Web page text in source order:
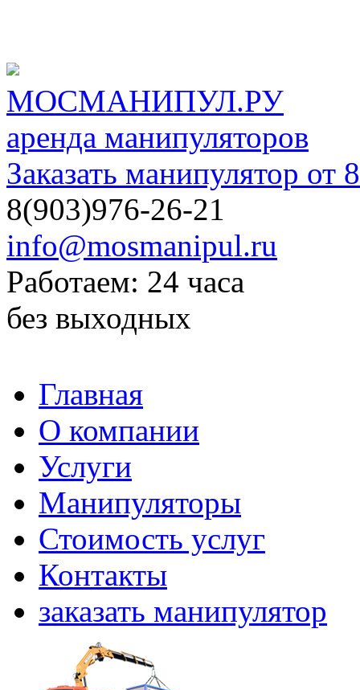
МОСМАНИПУЛ.РУ
аренда манипуляторов
Заказать манипулятор от
8(903)976-26-21
info@mosmanipul.ru
Работаем: 24 часа
без выходных
Главная
О компании
Услуги
Манипуляторы
Стоимость услуг
Контакты
заказать манипулятор